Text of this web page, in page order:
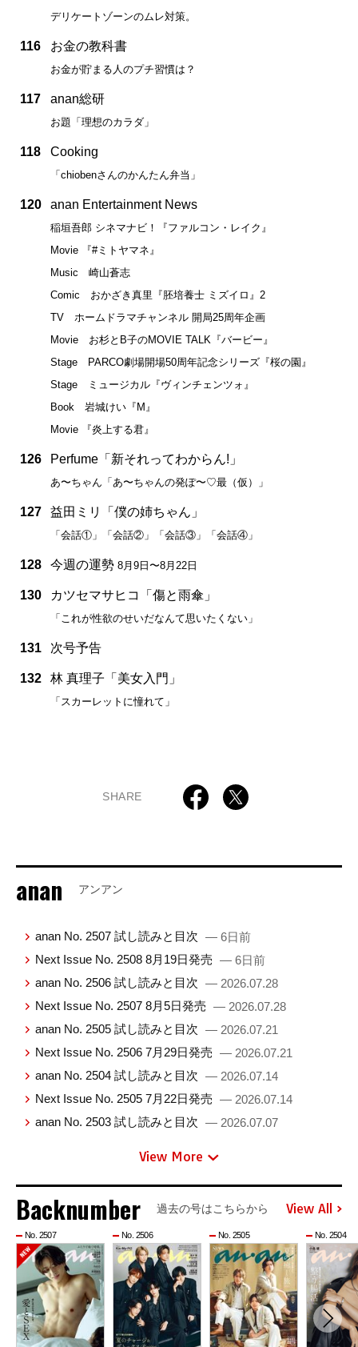
デリケートゾーンのムレ対策。
116 お金の教科書
お金が貯まる人のプチ習慣は？
117 anan総研
お題「理想のカラダ」
118 Cooking
「chiobenさんのかんたん弁当」
120 anan Entertainment News
稲垣吾郎 シネマナビ！『ファルコン・レイク』
Movie 『#ミトヤマネ』
Music 崎山蒼志
Comic おかざき真里『胚培養士 ミズイロ』2
TV ホームドラマチャンネル 開局25周年企画
Movie お杉とB子のMOVIE TALK『バービー』
Stage PARCO劇場開場50周年記念シリーズ『桜の園』
Stage ミュージカル『ヴィンチェンツォ』
Book 岩城けい『M』
Movie 『炎上する君』
126 Perfume「新それってわからん!」
あ〜ちゃん「あ〜ちゃんの発ぽ〜♡最（仮）」
127 益田ミリ「僕の姉ちゃん」
「会話①」「会話②」「会話③」「会話④」
128 今週の運勢 8月9日〜8月22日
130 カツセマサヒコ「傷と雨傘」
「これが性欲のせいだなんて思いたくない」
131 次号予告
132 林 真理子「美女入門」
「スカーレットに憧れて」
SHARE
anan アンアン
anan No. 2507 試し読みと目次 — 6日前
Next Issue No. 2508 8月19日発売 — 6日前
anan No. 2506 試し読みと目次 — 2026.07.28
Next Issue No. 2507 8月5日発売 — 2026.07.28
anan No. 2505 試し読みと目次 — 2026.07.21
Next Issue No. 2506 7月29日発売 — 2026.07.21
anan No. 2504 試し読みと目次 — 2026.07.14
Next Issue No. 2505 7月22日発売 — 2026.07.14
anan No. 2503 試し読みと目次 — 2026.07.07
View More
Backnumber 過去の号はこちらから View All
No. 2507 No. 2506 No. 2505 No. 2504